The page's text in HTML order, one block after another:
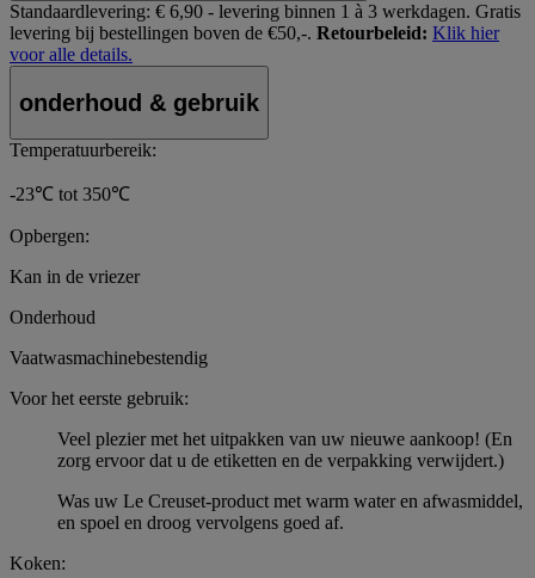
Standaardlevering: € 6,90 - levering binnen 1 à 3 werkdagen. Gratis
levering bij bestellingen boven de €50,-. Retourbeleid: Klik hier
voor alle details.
onderhoud & gebruik
Temperatuurbereik:
-23℃ tot 350℃
Opbergen:
Kan in de vriezer
Onderhoud
Vaatwasmachinebestendig
Voor het eerste gebruik:
Veel plezier met het uitpakken van uw nieuwe aankoop! (En
zorg ervoor dat u de etiketten en de verpakking verwijdert.)
Was uw Le Creuset-product met warm water en afwasmiddel,
en spoel en droog vervolgens goed af.
Koken: